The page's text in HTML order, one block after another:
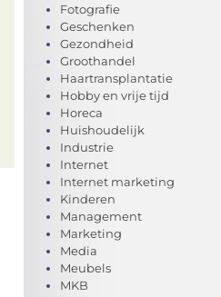
Fotografie
Geschenken
Gezondheid
Groothandel
Haartransplantatie
Hobby en vrije tijd
Horeca
Huishoudelijk
Industrie
Internet
Internet marketing
Kinderen
Management
Marketing
Media
Meubels
MKB